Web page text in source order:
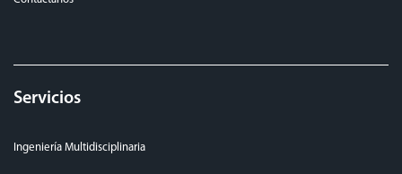
Servicios
Ingeniería Multidisciplinaria